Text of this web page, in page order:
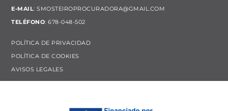
E-MAIL: SMOSTEIROPROCURADORA@GMAIL.COM
TELÉFONO: 678-048-502
POLÍTICA DE PRIVACIDAD
POLÍTICA DE COOKIES
AVISOS LEGALES